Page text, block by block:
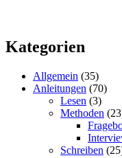
Kategorien
Allgemein (35)
Anleitungen (70)
Lesen (3)
Methoden
Schreiben